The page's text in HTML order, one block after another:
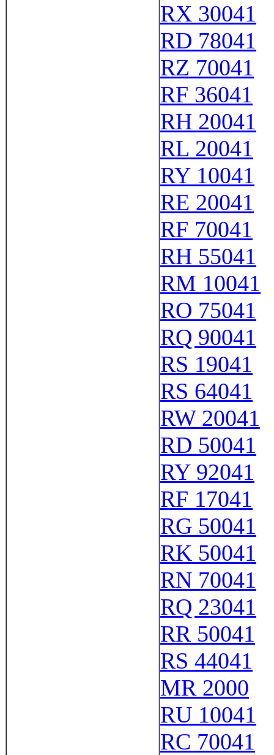
RX 30041
RD 78041
RZ 70041
RF 36041
RH 20041
RL 20041
RY 10041
RE 20041
RF 70041
RH 55041
RM 10041
RO 75041
RQ 90041
RS 19041
RS 64041
RW 20041
RD 50041
RY 92041
RF 17041
RG 50041
RK 50041
RN 70041
RQ 23041
RR 50041
RS 44041
MR 2000
RU 10041
RC 70041